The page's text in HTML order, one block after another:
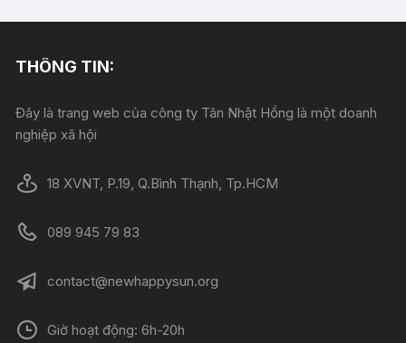
THÔNG TIN:
Đây là trang web của công ty Tân Nhật Hồng là một doanh
nghiệp xã hội
18 XVNT, P.19, Q.Bình Thạnh, Tp.HCM
089 945 79 83
contact@newhappysun.org
Giờ hoạt động: 6h-20h